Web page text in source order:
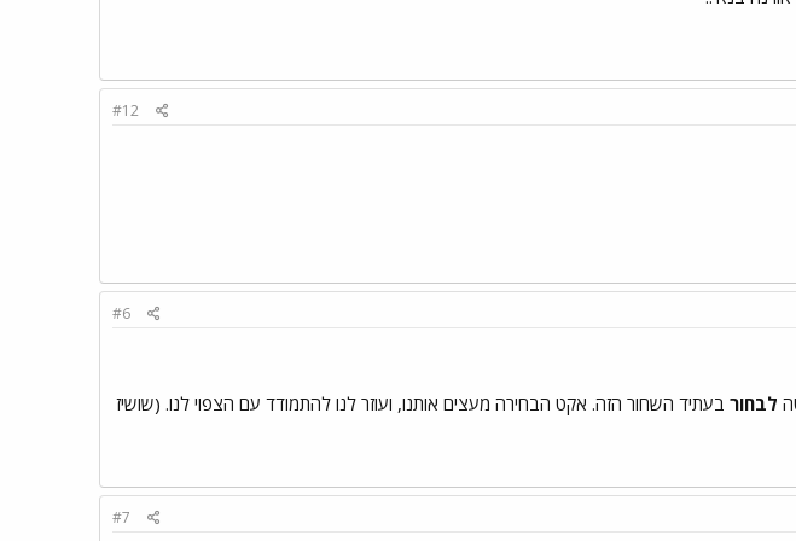
#12
#6
לבחור בעתיד השחור הזה. אקט הבחירה מעצים אותנו, ועוזר לנו להתמודד עם הצפוי לנו. (שושיז
#7